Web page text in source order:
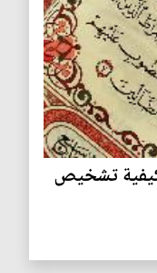
تشخيص